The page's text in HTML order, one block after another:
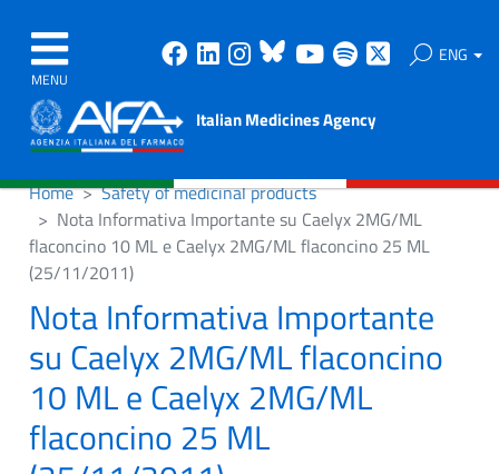
MENU
Facebook
Linkedin
Instagram
Bluesky
Youtube
Spotify ENG
Italian Medicines Agency
Home
Safety of medicinal products
Nota Informativa Importante su Caelyx 2MG/ML
flaconcino 10 ML e Caelyx 2MG/ML flaconcino 25 ML
(25/11/2011)
Nota Informativa Importante
su Caelyx 2MG/ML flaconcino
10 ML e Caelyx 2MG/ML
flaconcino 25 ML